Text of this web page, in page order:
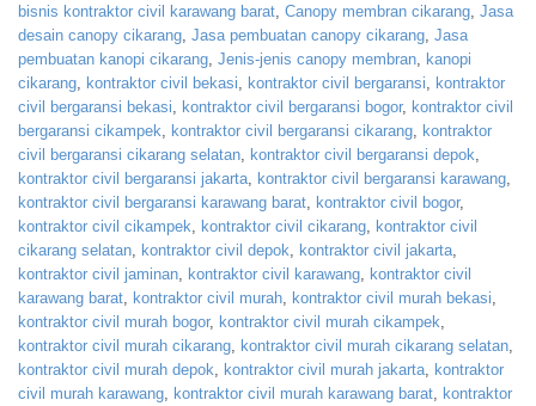
bisnis kontraktor civil karawang barat Canopy membran cikarang Jasa
desain canopy cikarang Jasa pembuatan canopy cikarang Jasa
pembuatan kanopi cikarang Jenis-jenis canopy membran
kanopi
cikarang
kontraktor civil bekasi kontraktor civil bergaransi
kontraktor
civil bergaransi bekasi
kontraktor civil bergaransi bogor, kontraktor civil
bergaransi cikampek
kontraktor civil bergaransi cikarang
kontraktor
civil bergaransi cikarang selatan
kontraktor civil bergaransi depok
kontraktor civil bergaransi jakarta
kontraktor civil bergaransi karawang
kontraktor civil bergaransi karawang barat
kontraktor civil bogor,
kontraktor civil cikampek
kontraktor civil cikarang
kontraktor civil
cikarang selatan
kontraktor civil depok kontraktor civil jakarta
kontraktor civil jaminan
kontraktor civil karawang
kontraktor civil
karawang barat
kontraktor civil murah kontraktor civil murah bekasi
kontraktor civil murah bogor, kontraktor civil murah cikampek
kontraktor civil murah cikarang
kontraktor civil murah cikarang selatan
kontraktor civil murah depok
kontraktor civil murah jakarta
kontraktor
civil murah karawang
kontraktor civil murah karawang barat
kontraktor